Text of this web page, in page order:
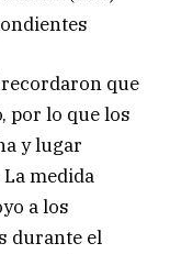
recordaron que
por lo que los
y lugar
medida
a los
durante el